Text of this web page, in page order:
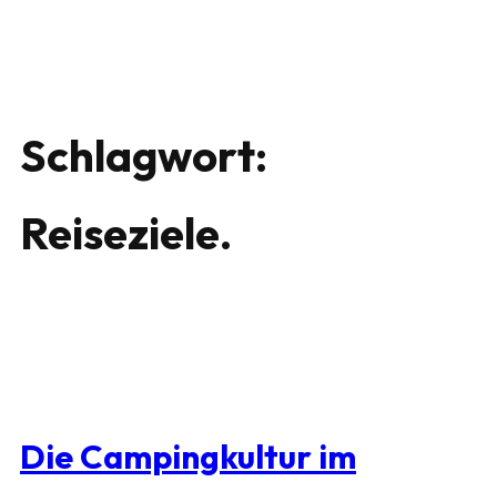
Schlagwort:
Reiseziele.
Die Campingkultur im